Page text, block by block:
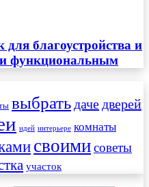
благоустройства и
функциональным
выбрать даче дверей
идей интерьере комнаты
своимисоветы
участок